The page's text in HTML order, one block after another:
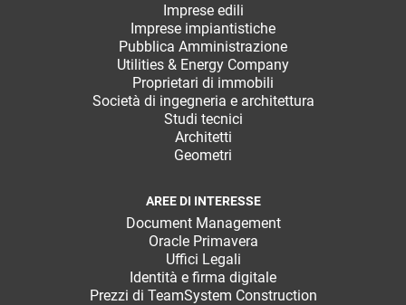
Imprese edili
Imprese impiantistiche
Pubblica Amministrazione
Utilities & Energy Company
Proprietari di immobili
Società di ingegneria e architettura
Studi tecnici
Architetti
Geometri
AREE DI INTERESSE
Document Management
Oracle Primavera
Uffici Legali
Identità e firma digitale
Prezzi di TeamSystem Construction